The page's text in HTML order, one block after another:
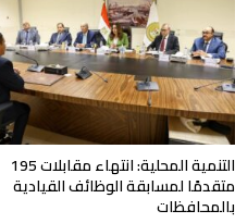
التنمية المحلية: انتهاء مقابلات 195
متقدمًا لمسابقة الوظائف القيادية
بالمحافظات